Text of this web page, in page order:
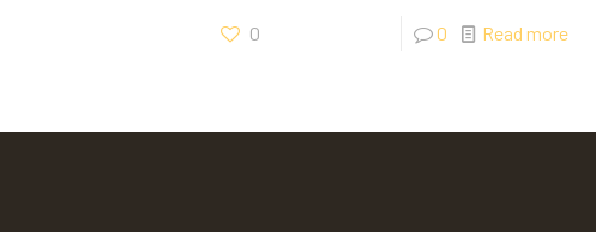
0 0 Read more